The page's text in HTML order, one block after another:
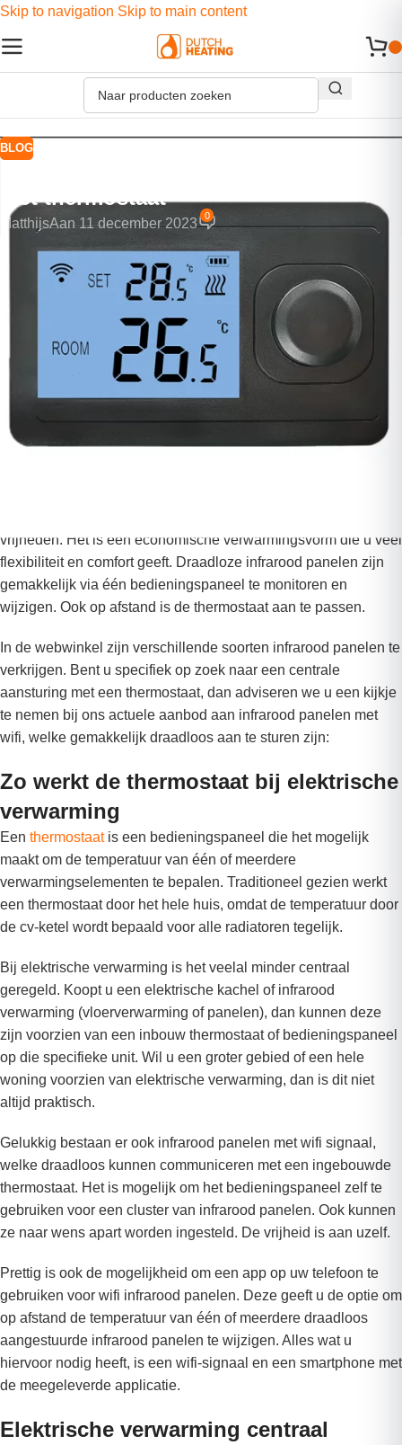
Skip to navigation Skip to main content
BLOG
met thermostaat
MatthijsAan 11 december 2023
0
Op zoek naar de beste elektrische verwarming met
thermostaat? Het kan lastig zijn om de juiste soort verwarming
op stroom te vinden, omdat het aanbod en de variatie groot is.
Comfortabel verwarmen zonder veel geld uit te geven is echter
goed mogelijk met een simpele oplossing.
Een woning op betaalbare wijze elektrisch verwarmen is
Over het algemeen zijn elektrische wifi infrarood panelen een
vrijheden. Het is een economische verwarmingsvorm die u veel
flexibiliteit en comfort geeft. Draadloze infrarood panelen zijn
gemakkelijk via één bedieningspaneel te monitoren en
wijzigen. Ook op afstand is de thermostaat aan te passen.
In de webwinkel zijn verschillende soorten infrarood panelen te
verkrijgen. Bent u specifiek op zoek naar een centrale
aansturing met een thermostaat, dan adviseren we u een kijkje
te nemen bij ons actuele aanbod aan infrarood panelen met
wifi, welke gemakkelijk draadloos aan te sturen zijn:
Zo werkt de thermostaat bij elektrische
verwarming
Een thermostaatis een bedieningspaneel die het mogelijk
maakt om de temperatuur van één of meerdere
verwarmingselementen te bepalen. Traditioneel gezien werkt
een thermostaat door het hele huis, omdat de temperatuur door
de cv-ketel wordt bepaald voor alle radiatoren tegelijk.
Bij elektrische verwarming is het veelal minder centraal
geregeld. Koopt u een elektrische kachel of infrarood
verwarming (vloerverwarming of panelen), dan kunnen deze
zijn voorzien van een inbouw thermostaat of bedieningspaneel
op die specifieke unit. Wil u een groter gebied of een hele
woning voorzien van elektrische verwarming, dan is dit niet
altijd praktisch.
Gelukkig bestaan er ook infrarood panelen met wifi signaal,
welke draadloos kunnen communiceren met een ingebouwde
thermostaat. Het is mogelijk om het bedieningspaneel zelf te
gebruiken voor een cluster van infrarood panelen. Ook kunnen
ze naar wens apart worden ingesteld. De vrijheid is aan uzelf.
Prettig is ook de mogelijkheid om een app op uw telefoon te
gebruiken voor wifi infrarood panelen. Deze geeft u de optie om
op afstand de temperatuur van één of meerdere draadloos
aangestuurde infrarood panelen te wijzigen. Alles wat u
hiervoor nodig heeft, is een wifi-signaal en een smartphone met
de meegeleverde applicatie.
Elektrische verwarming centraal